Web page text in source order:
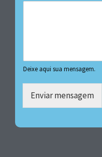
Deixe aqui sua mensagem.
Enviar mensagem